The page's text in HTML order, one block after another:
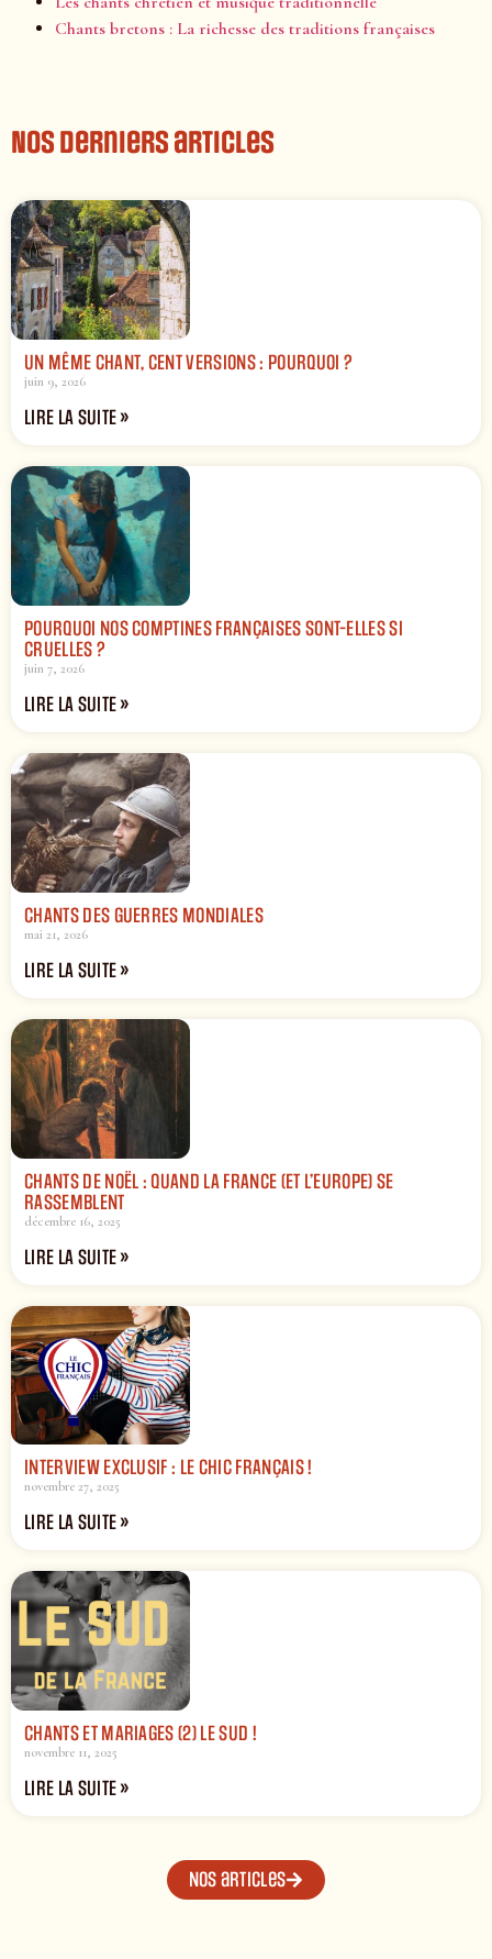
Chants bretons : La richesse des traditions françaises
Nos derniers articles
UN MÊME CHANT, CENT VERSIONS : POURQUOI ?
juin 9, 2026
LIRE LA SUITE »
POURQUOI NOS COMPTINES FRANÇAISES SONT-ELLES SI
CRUELLES ?
juin 7, 2026
LIRE LA SUITE »
CHANTS DES GUERRES MONDIALES
mai 21, 2026
LIRE LA SUITE »
CHANTS DE NOËL : QUAND LA FRANCE (ET L’EUROPE) SE
RASSEMBLENT
décembre 16, 2025
LIRE LA SUITE »
INTERVIEW EXCLUSIF : LE CHIC FRANÇAIS !
novembre 27, 2025
LIRE LA SUITE »
CHANTS ET MARIAGES (2) LE SUD !
novembre 11, 2025
LIRE LA SUITE »
Nos articles